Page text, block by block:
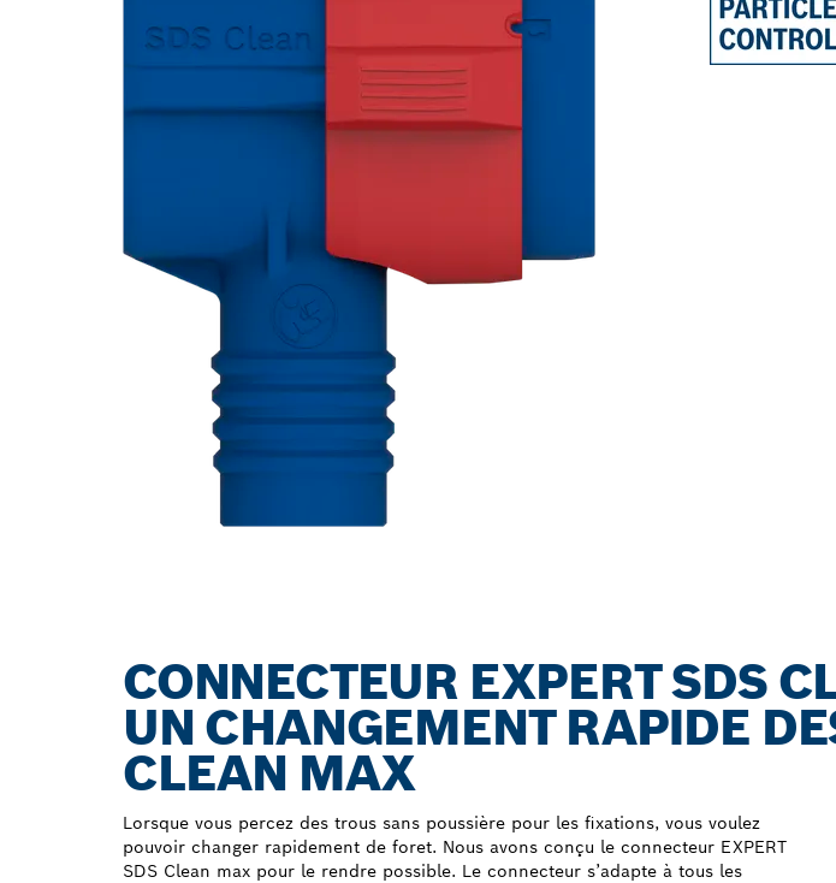
CONNECTEUR EXPERT SDS
UN CHANGEMENT RAPIDE
CLEAN MAX
Lorsque vous percez des trous sans poussière pour les fixations, vous voulez
pouvoir changer rapidement de foret. Nous avons conçu le connecteur EXPERT
SDS Clean max pour le rendre possible. Le connecteur s’adapte à tous les